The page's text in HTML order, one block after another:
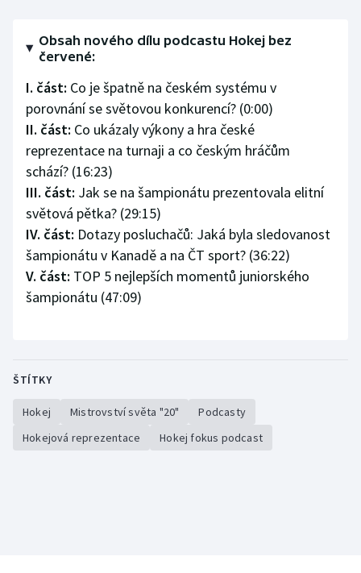
Parasport
Plážový volejbal
Ragby
Rychlobruslení
Rychlostní kanoistika
Short track
Stolní tenis
Triatlon
Veslování
Obsah nového dílu podcastu Hokej bez
červené:
I. část: Co je špatně na českém systému v
porovnání se světovou konkurencí? (0:00)
II. část: Co ukázaly výkony a hra české
reprezentace na turnaji a co českým hráčům
schází? (16:23)
III. část: Jak se na šampionátu prezentovala elitní
světová pětka? (29:15)
IV. část: Dotazy posluchačů: Jaká byla sledovanost
šampionátu v Kanadě a na ČT sport? (36:22)
V. část: TOP 5 nejlepších momentů juniorského
šampionátu (47:09)
ŠTÍTKY
Hokej Mistrovství světa "20"
Podcasty
Hokejová reprezentace
Hokej fokus podcast